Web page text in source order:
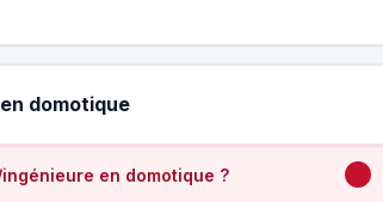
domotique
en domotique ?